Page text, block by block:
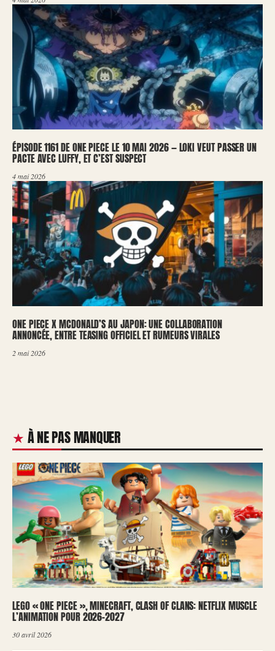
ÉPISODE 1161 DE ONE PIECE LE 10 MAI 2026 — LOKI VEUT PASSER UN
PACTE AVEC LUFFY, ET C’EST SUSPECT
4 mai 2026
ONE PIECE X MCDONALD’S AU JAPON: UNE COLLABORATION
ANNONCÉE, ENTRE TEASING OFFICIEL ET RUMEURS VIRALES
2 mai 2026
À NE PAS MANQUER
LEGO « ONE PIECE », MINECRAFT, CLASH OF CLANS: NETFLIX MUSCLE
L’ANIMATION POUR 2026-2027
30 avril 2026